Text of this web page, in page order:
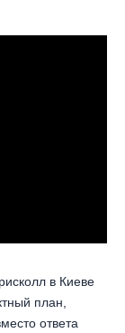
в Киеве
план,
ответа